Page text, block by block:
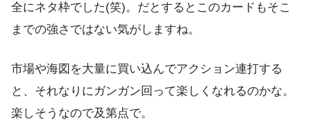
全にネタ枠でした(笑)。だとするとこのカードもそこ
までの強さではない気がしますね。
市場や海図を大量に買い込んでアクション連打する
と、それなりにガンガン回って楽しくなれるのかな。
楽しそうなので及第点で。